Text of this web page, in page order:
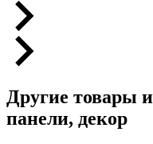
Другие товары
панели, декор